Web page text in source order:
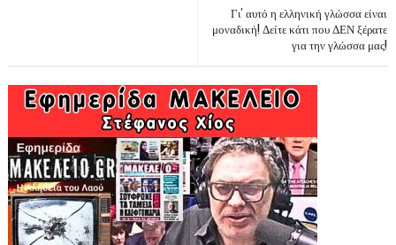
Γι' αυτό η ελληνική γλώσσα είναι
μοναδική! Δείτε κάτι που ΔΕΝ ξέρατε
για την γλώσσα μας!